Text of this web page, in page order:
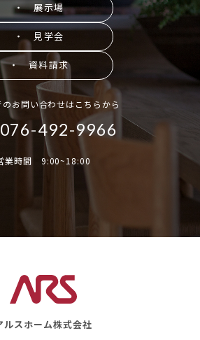
・ 展示場
・ 見学会
・ 資料請求
のお問い合わせはこちらから
492-9966
業時間 9:00~18:00
ルスホーム株式会社